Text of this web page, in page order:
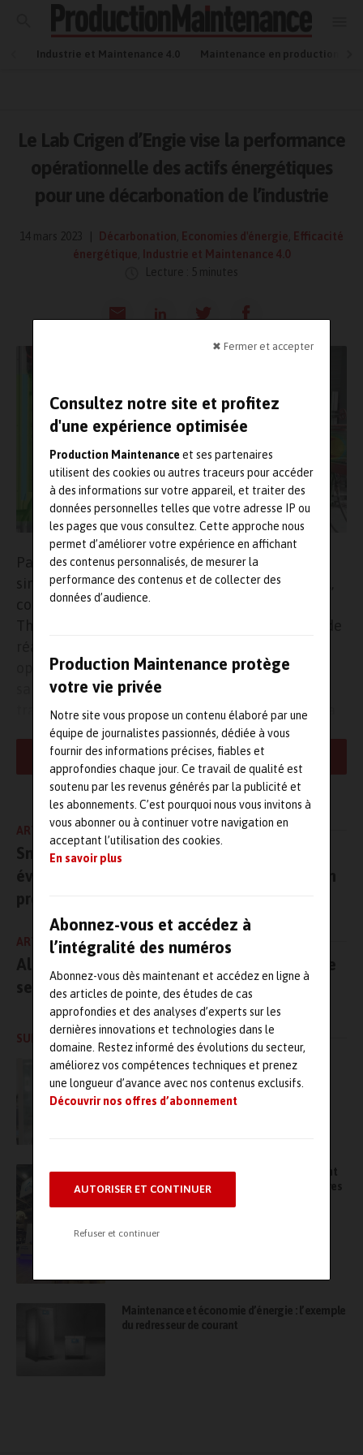
✖ Fermer et accepter
Consultez notre site et profitez
d'une expérience optimisée
Production Maintenanceet ses partenaires
utilisent des cookies ou autres traceurs pour accéder
à des informations sur votre appareil, et traiter des
données personnelles telles que votre adresse IP ou
les pages que vous consultez. Cette approche nous
permet d’améliorer votre expérience en affichant
des contenus personnalisés, de mesurer la
performance des contenus et de collecter des
données d’audience.
Production Maintenance protège
votre vie privée
Notre site vous propose un contenu élaboré par une
équipe de journalistes passionnés, dédiée à vous
fournir des informations précises, fiables et
approfondies chaque jour. Ce travail de qualité est
soutenu par les revenus générés par la publicité et
les abonnements. C’est pourquoi nous vous invitons à
vous abonner ou à continuer votre navigation en
acceptant l’utilisation des cookies.
En savoir plus
Abonnez-vous et accédez à
l’intégralité des numéros
Abonnez-vous dès maintenant et accédez en ligne à
des articles de pointe, des études de cas
approfondies et des analyses d’experts sur les
dernières innovations et technologies dans le
domaine. Restez informé des évolutions du secteur,
améliorez vos compétences techniques et prenez
une longueur d’avance avec nos contenus exclusifs.
Découvrir nos offres d’abonnement
AUTORISER ET CONTINUER
Refuser et continuer
Industrie et Maintenance 4.0 Maintenance en production
Le Lab Crigen d’Engie vise la performance
opérationnelle des actifs énergétiques
pour une décarbonation de l’industrie
14 mars 2023 Décarbonation Economies d'énergie
Efficacité
énergétique
Industrie et Maintenance 4.0
Lecture : 5 minutes
Par la création d’un jumeau numérique de
simulation multiphysique 3D d’un four industriel,
connecté en temps réel à la plateforme IoT
optimiser le pilotage d’un actif industriel lors de
sa conversion à l’hydrogène. À l’heure de la
transition énergétique, les enjeux soulevés par la
gestion des actifs industriels sont aussi ceux de
l’excellence opérationnelle.
S’appuyer sur le jumeau numérique d’un four
industriel
Implanté à Stains depuis 2020, le
une partie de ses missions à anticiper et accompagner les
dans la connaissance des technologies de pointe et l’exploitation
fine des actifs énergétiques. Spécialisé dans les nouvelles sources
d’énergie, dans leurs usages et dans leurs impacts, ce laboratoire
mène des projets de recherche autour des ressources
énergétiques liées au gaz et met en œuvre des projets novateurs
pour stimuler et accélérer la transition énergétique
Pour atteindre la transition zéro carbone, les actifs industriels
devront s’adapter aux différentes sources d’énergie, tout en
garantissant performance et efficacité. Partant du principe qu’un
four industriel pouvait être un support expérimental de choix pour
reproduire numériquement la conversion à l’hydrogène des
numériquemultiphysique 3D.
LIRE LA SUITE
ARTICLE PRÉCÉDENT
Smart Manufacturing Summit, un nouvel
événement industriel de GL Events au Japon
prévu en 2024
ARTICLE SUIVANT
Alfa Laval ouvre les portes de son centre de
service rennais
SUR LE MÊME SUJET
Maintenance industrielle, le coût caché du
maintien de l’existant
Économie circulaire : Engie et Tibbloc signent
un partenariat pour le réemploi des chaudières
Maintenance et économie d’énergie : l’exemple
du redresseur de courant